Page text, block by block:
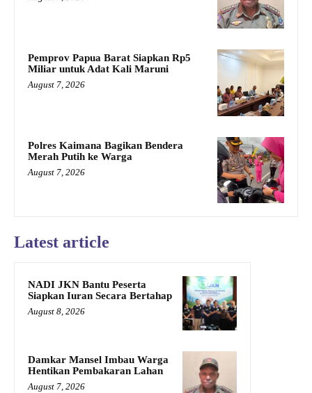
Pemprov Papua Barat Siapkan Rp5
Miliar untuk Adat Kali Maruni
August 7, 2026
Polres Kaimana Bagikan Bendera
Merah Putih ke Warga
August 7, 2026
Latest article
NADI JKN Bantu Peserta
Siapkan Iuran Secara Bertahap
August 8, 2026
Damkar Mansel Imbau Warga
Hentikan Pembakaran Lahan
August 7, 2026